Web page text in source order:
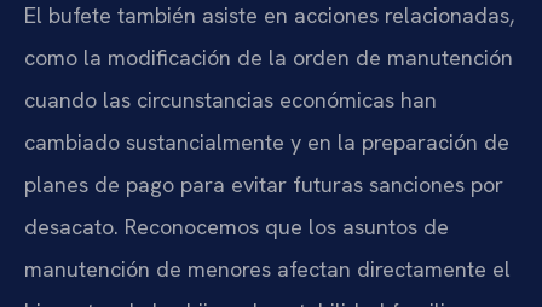
El bufete también asiste en acciones relacionadas,
como la modificación de la orden de manutención
cuando las circunstancias económicas han
cambiado sustancialmente y en la preparación de
planes de pago para evitar futuras sanciones por
desacato. Reconocemos que los asuntos de
manutención de menores afectan directamente el